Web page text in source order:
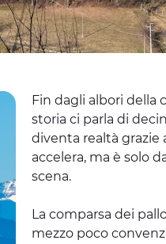
Fin dagli albori della
storia ci parla di
diventa realtà grazie
accelera, ma è solo
scena.
La comparsa dei
mezzo poco